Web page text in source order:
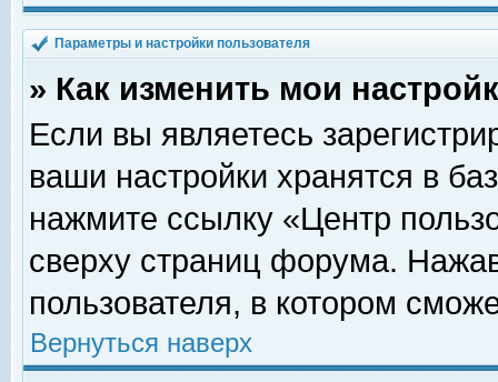
Параметры и настройки пользователя
» Как изменить мои
Если вы являетесь
ваши настройки хранятся в
нажмите ссылку «Центр
сверху страниц форума.
пользователя, в котором
Вернуться наверх